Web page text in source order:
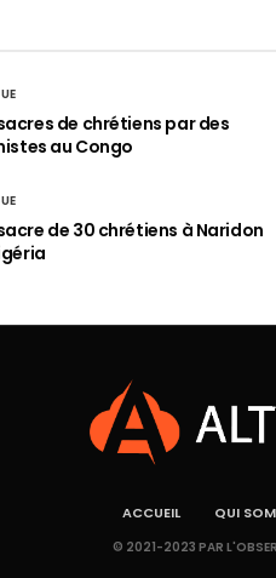
de chrétiens par des
au Congo
de 30 chrétiens à Naridon
ACCUEIL QUI
© 2021-2023 PAR